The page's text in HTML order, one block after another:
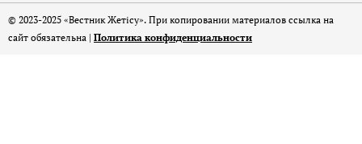
© 2023-2025 «Вестник Жетісу». При копировании материалов ссылка на
сайт обязательна | Политика конфиденциальности